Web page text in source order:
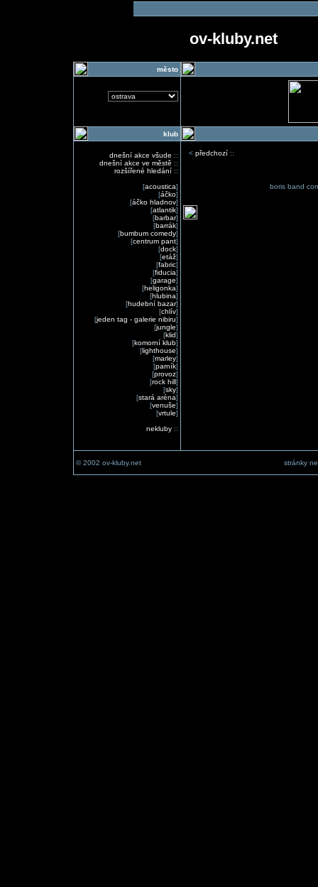
ov-kluby.net
město
klub
dnešní akce všude ::
dnešní akce ve městě ::
rozšířené hledání::
[acoustica]
[áčko]
[áčko hladnov]
[atlantik]
[barbar]
[barrák]
[bumbum comedy]
[centrum pant]
[dock]
[etáž]
[fabric]
[fiducia]
[garage]
[heligonka]
[hlubina]
[hudební bazar]
[chlív]
[jeden tag - galerie nibiru]
[jungle]
[klid]
[komorní klub]
[lighthouse]
[marley]
[parník]
[provoz]
[rock hill]
[sky]
[stará aréna]
[venuše]
[vrtule]
nekluby::
< předchozí::
boris band
© 2002 ov-kluby.net stránky